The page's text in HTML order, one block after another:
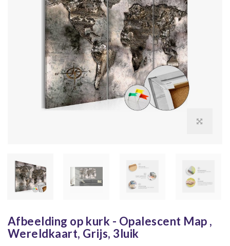
Afbeelding op kurk - Opalescent Map ,
Wereldkaart, Grijs, 3luik